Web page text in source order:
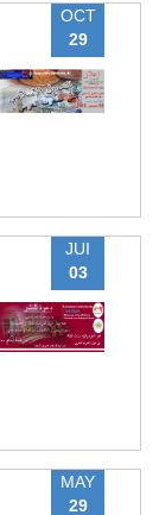
OCT
29
JUI
03
MAY
29